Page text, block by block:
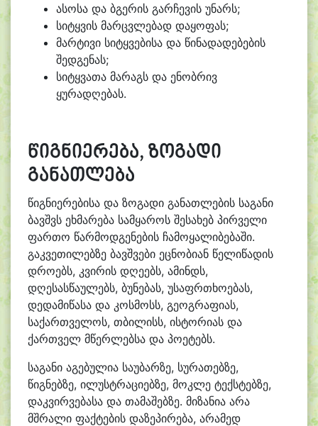
ასოსა და ბგერის გარჩევის უნარს;
სიტყვის მარცვლებად დაყოფას;
მარტივი სიტყვებისა და წინადადებების
შედგენას;
სიტყვათა მარაგს და ენობრივ
ყურადღებას.
წიგნიერება, ზოგადი
განათლება
წიგნიერებისა და ზოგადი განათლების საგანი
ბავშვს ეხმარება სამყაროს შესახებ პირველი
ფართო წარმოდგენების ჩამოყალიბებაში.
გაკვეთილებზე ბავშვები ეცნობიან წელიწადის
დროებს, კვირის დღეებს, ამინდს,
დღესასწაულებს, ბუნებას, უსაფრთხოებას,
დედამიწასა და კოსმოსს, გეოგრაფიას,
საქართველოს, თბილისს, ისტორიას და
ქართველ მწერლებსა და პოეტებს.
საგანი აგებულია საუბარზე, სურათებზე,
წიგნებზე, ილუსტრაციებზე, მოკლე ტექსტებზე,
დაკვირვებასა და თამაშებზე. მიზანია არა
მშრალი ფაქტების დაზეპირება, არამედ